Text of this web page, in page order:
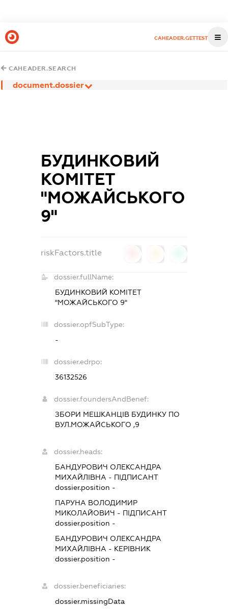
CAHEADER.GETTEST
CAHEADER.SEARCH
document.dossier
БУДИНКОВИЙ
КОМІТЕТ
"МОЖАЙСЬКОГО
9"
riskFactors.title
dossier.fullName:
БУДИНКОВИЙ КОМІТЕТ
"МОЖАЙСЬКОГО 9"
dossier.opfSubType:
-
dossier.edrpo:
36132526
dossier.foundersAndBenef:
ЗБОРИ МЕШКАНЦІВ БУДИНКУ ПО
ВУЛ.МОЖАЙСЬКОГО ,9
dossier.heads:
БАНДУРОВИЧ ОЛЕКСАНДРА
МИХАЙЛІВНА - ПІДПИСАНТ
dossier.position -
ПАРУНА ВОЛОДИМИР
МИКОЛАЙОВИЧ - ПІДПИСАНТ
dossier.position -
БАНДУРОВИЧ ОЛЕКСАНДРА
МИХАЙЛІВНА - КЕРІВНИК
dossier.position -
dossier.beneficiaries:
dossier.missingData